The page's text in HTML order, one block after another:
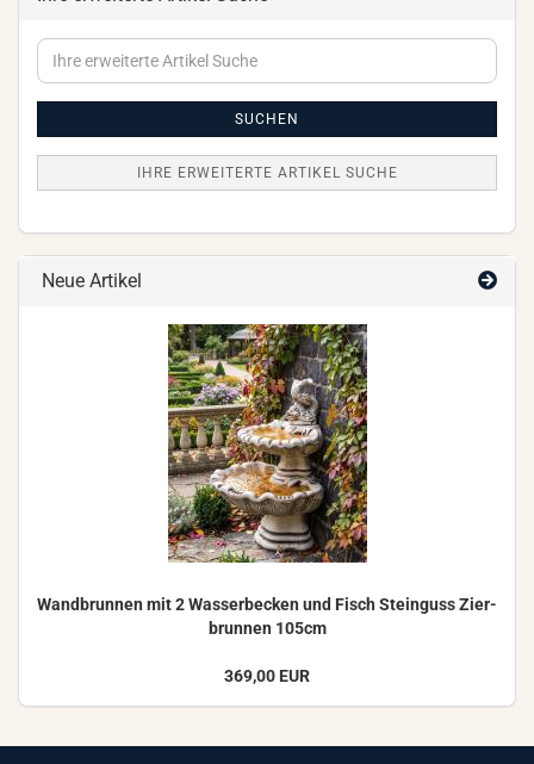
Ihre
erweiterte
SUCHEN
IHRE ERWEITERTE ARTIKEL SUCHE
Neue Artikel
Wand­brun­nen mit 2 Was­ser­be­cken und Fisch Stein­guss Zier­
brun­nen 105cm
369,00 EUR